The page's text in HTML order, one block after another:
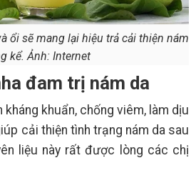
ổi sẽ mang lại hiệu trả cải thiện nám
kể. Ảnh: Internet
đam trị nám da
khuẩn, chống viêm, làm dịu
cải thiện tình trạng nám da sau
liệu này rất được lòng các chị